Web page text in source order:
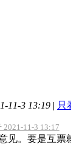
11-3 13:19 | 只
2021-11-3 13:17
见。要是互票